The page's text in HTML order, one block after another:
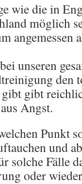
wie die in
möglich
angemessen
unseren
den
gibt gibt
Angst.
Punkt
und
solche Fälle
oder